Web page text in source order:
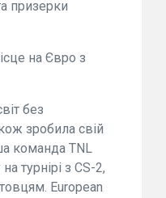
призерки
на Євро з
без
зробила свій
команда TNL
турнірі з CS-2,
European